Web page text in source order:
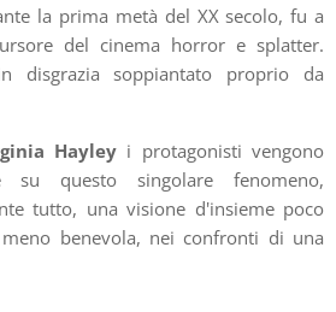
la prima metà del XX secolo, fu a
del cinema horror e splatter.
disgrazia soppiantato proprio da
Hayleyi protagonisti vengono
su questo singolare fenomeno,
tutto, una visione d'insieme poco
benevola, nei confronti di una